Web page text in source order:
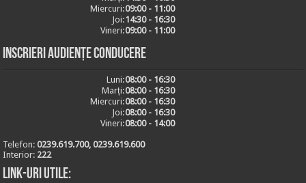
Miercuri:09:00 - 11:00
Joi:14:30 - 16:30
Vineri:09:00 - 11:00
Inscrieri audiențe conducere
Luni:08:00 - 16:30
Marți:08:00 - 16:30
Miercuri:08:00 - 16:30
Joi:08:00 - 16:30
Vineri:08:00 - 14:00
Telefon:0239.619.700, 0239.619.600
Interior: 222
Link-uri utile: